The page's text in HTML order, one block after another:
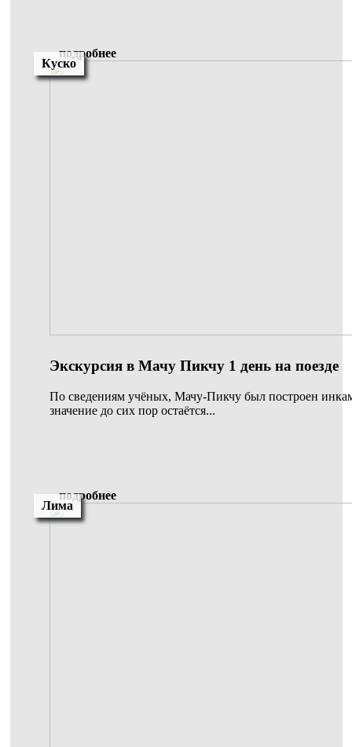
подробнее
Куско
Экскурсия в Мачу Пикчу 1 день на поезде
По сведениям учёных, Мачу-Пикчу был построен
значение до сих пор остаётся...
подробнее
Лима